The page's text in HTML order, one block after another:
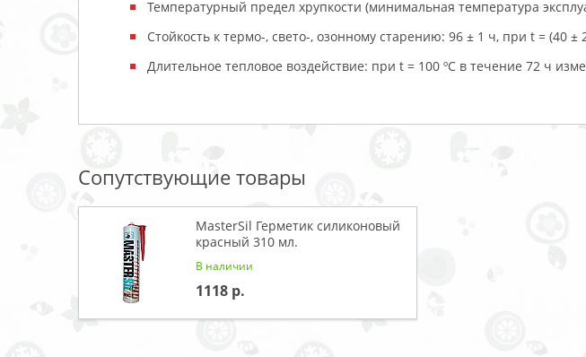
Температурный предел хрупкости (минимальная температура
Стойкость к термо-, свето-, озонному старению: 96 ± 1 ч, при t = (40
Длительное тепловое воздействие: при t = 100 ºС в течение 72 ч
Сопутствующие товары
MasterSil Герметик силиконовый
красный 310 мл.
В наличии
1118